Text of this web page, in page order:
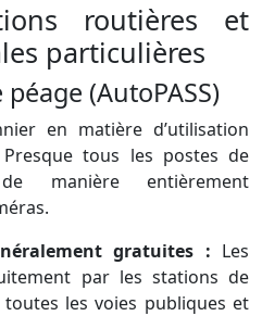
routières et
particulières
(AutoPASS)
en matière d’utilisation
tous les postes de
manière entièrement
gratuites : Les
par les stations de
les voies publiques et